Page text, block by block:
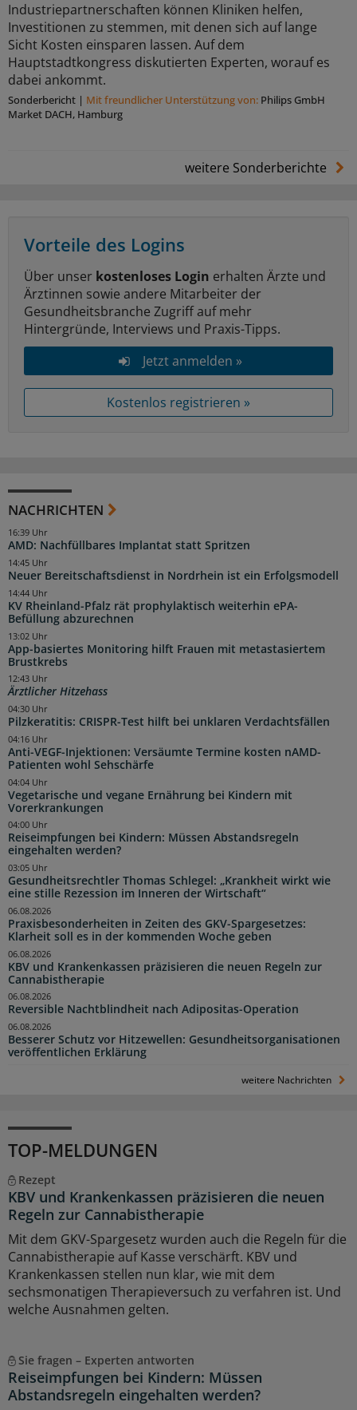
Industriepartnerschaften können Kliniken helfen,
Investitionen zu stemmen, mit denen sich auf lange
Sicht Kosten einsparen lassen. Auf dem
Hauptstadtkongress diskutierten Experten, worauf es
dabei ankommt.
Sonderbericht | Mit freundlicher Unterstützung von: Philips GmbH
Market DACH, Hamburg
weitere Sonderberichte
Vorteile des Logins
Über unser kostenloses Login erhalten Ärzte und
Ärztinnen sowie andere Mitarbeiter der
Gesundheitsbranche Zugriff auf mehr
Hintergründe, Interviews und Praxis-Tipps.
Jetzt anmelden »
Kostenlos registrieren »
NACHRICHTEN
AMD: Nachfüllbares Implantat statt Spritzen
16:39 Uhr
Neuer Bereitschaftsdienst in Nordrhein ist ein Erfolgsmodell
14:45 Uhr
KV Rheinland-Pfalz rät prophylaktisch weiterhin ePA-
Befüllung abzurechnen
14:44 Uhr
App-basiertes Monitoring hilft Frauen mit metastasiertem
Brustkrebs
13:02 Uhr
Ärztlicher Hitzehass
12:43 Uhr
Pilzkeratitis: CRISPR-Test hilft bei unklaren Verdachtsfällen
04:30 Uhr
Anti-VEGF-Injektionen: Versäumte Termine kosten nAMD-
Patienten wohl Sehschärfe
04:16 Uhr
Vegetarische und vegane Ernährung bei Kindern mit
Vorerkrankungen
04:04 Uhr
Reiseimpfungen bei Kindern: Müssen Abstandsregeln
eingehalten werden?
04:00 Uhr
Gesundheitsrechtler Thomas Schlegel: „Krankheit wirkt wie
eine stille Rezession im Inneren der Wirtschaft“
03:05 Uhr
Praxisbesonderheiten in Zeiten des GKV-Spargesetzes:
Klarheit soll es in der kommenden Woche geben
06.08.2026
KBV und Krankenkassen präzisieren die neuen Regeln zur
Cannabistherapie
06.08.2026
Reversible Nachtblindheit nach Adipositas-Operation
06.08.2026
Besserer Schutz vor Hitzewellen: Gesundheitsorganisationen
veröffentlichen Erklärung
06.08.2026
weitere Nachrichten
TOP-MELDUNGEN
Rezept
KBV und Krankenkassen präzisieren die neuen
Regeln zur Cannabistherapie
Mit dem GKV-Spargesetz wurden auch die Regeln für die
Cannabistherapie auf Kasse verschärft. KBV und
Krankenkassen stellen nun klar, wie mit dem
sechsmonatigen Therapieversuch zu verfahren ist. Und
welche Ausnahmen gelten.
Sie fragen – Experten antworten
Reiseimpfungen bei Kindern: Müssen
Abstandsregeln eingehalten werden?